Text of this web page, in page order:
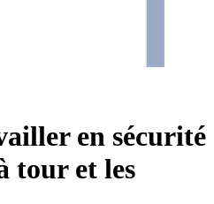
en sécurité
tour et les